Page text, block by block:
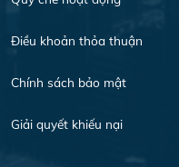
Điều khoản thỏa thuận
Chính sách bảo mật
Giải quyết khiếu nại